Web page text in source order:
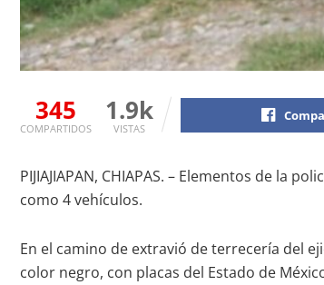
345
COMPARTIDOS
1.9k
VISTAS
PIJIAJIAPAN, CHIAPAS. – Elementos de la
como 4 vehículos.
En el camino de extravió de terrecería del
color negro, con placas del Estado de